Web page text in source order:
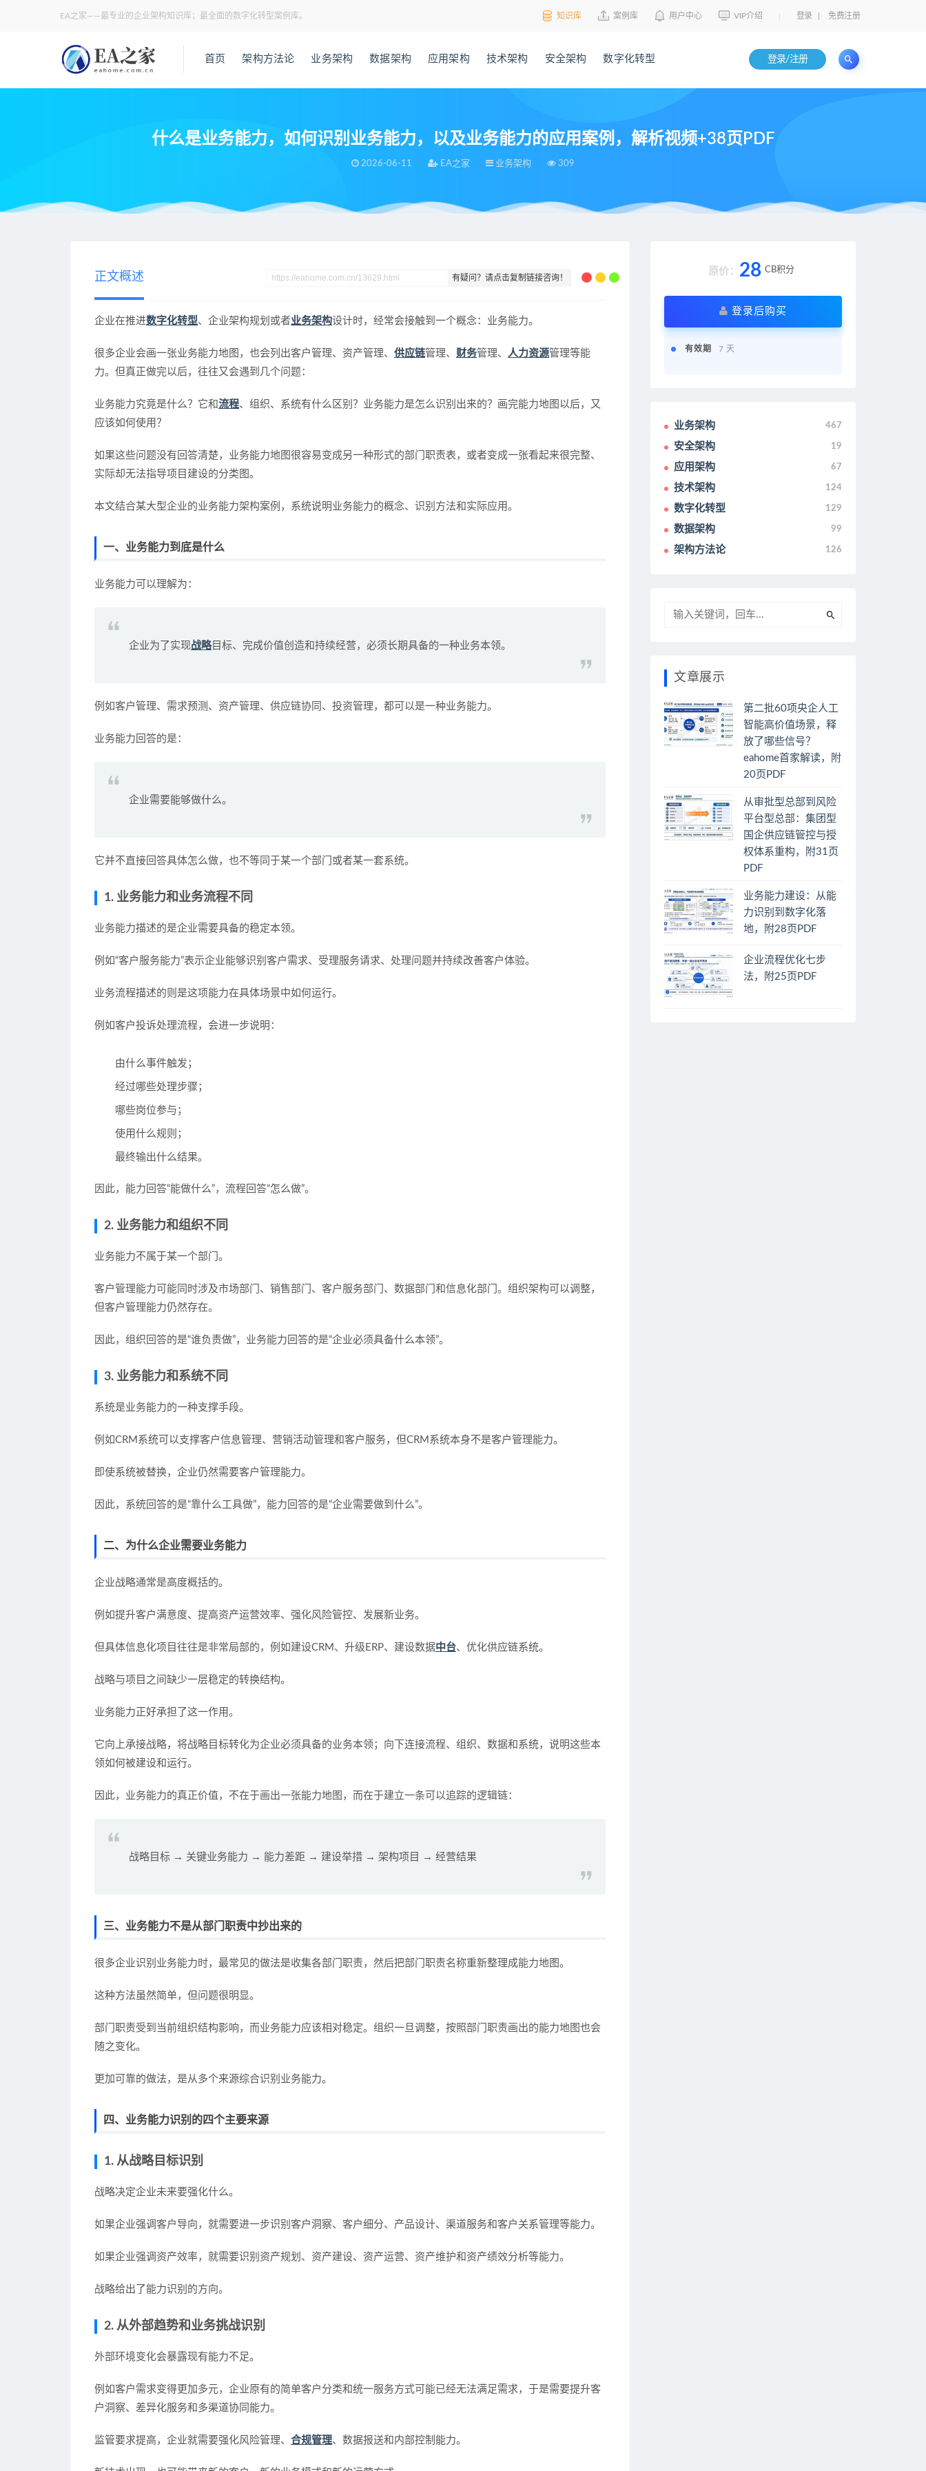
EA之家——最专业的企业架构知识库；最全面的数字化转型案例库。 知识库 案例库 用户中心 VIP介绍 登录 免费注册
首页 架构方法论 业务架构 数据架构 应用架构 技术架构 安全架构 数字化转型 登录/注册
什么是业务能力，如何识别业务能力，以及业务能力的应用案例，解析视频+38页PDF
2026-06-11 EA之家 业务架构 309
当前位置： 业务架构 >什么是业务能力，如何识别业务能力，以及业务能力的应用案例，解析视频+38页PDF
有疑问？请点击复制链接咨询！
正文概述
企业在推进数字化转型、企业架构规划或者业务架构设计时，经常会接触到一个概念：业务能力。
很多企业会画一张业务能力地图，也会列出客户管理、资产管理、 供应链管理、 财务管理、 人力资源管理等能
力。但真正做完以后，往往又会遇到几个问题：
业务能力究竟是什么？它和流程、组织、系统有什么区别？业务能力是怎么识别出来的？画完能力地图以后，又
应该如何使用？
如果这些问题没有回答清楚，业务能力地图很容易变成另一种形式的部门职责表，或者变成一张看起来很完整、
实际却无法指导项目建设的分类图。
本文结合某大型企业的业务能力架构案例，系统说明业务能力的概念、识别方法和实际应用。
一、业务能力到底是什么
业务能力可以理解为：
企业为了实现战略目标、完成价值创造和持续经营，必须长期具备的一种业务本领。
例如客户管理、需求预测、资产管理、供应链协同、投资管理，都可以是一种业务能力。
业务能力回答的是：
企业需要能够做什么。
它并不直接回答具体怎么做，也不等同于某一个部门或者某一套系统。
1. 业务能力和业务流程不同
业务能力描述的是企业需要具备的稳定本领。
例如“客户服务能力”表示企业能够识别客户需求、受理服务请求、处理问题并持续改善客户体验。
业务流程描述的则是这项能力在具体场景中如何运行。
例如客户投诉处理流程，会进一步说明：
由什么事件触发；
经过哪些处理步骤；
哪些岗位参与；
使用什么规则；
最终输出什么结果。
因此，能力回答“能做什么”，流程回答“怎么做”。
2. 业务能力和组织不同
业务能力不属于某一个部门。
客户管理能力可能同时涉及市场部门、销售部门、客户服务部门、数据部门和信息化部门。组织架构可以调整，
但客户管理能力仍然存在。
因此，组织回答的是“谁负责做”，业务能力回答的是“企业必须具备什么本领”。
3. 业务能力和系统不同
系统是业务能力的一种支撑手段。
例如CRM系统可以支撑客户信息管理、营销活动管理和客户服务，但CRM系统本身不是客户管理能力。
即使系统被替换，企业仍然需要客户管理能力。
因此，系统回答的是“靠什么工具做”，能力回答的是“企业需要做到什么”。
二、为什么企业需要业务能力
企业战略通常是高度概括的。
例如提升客户满意度、提高资产运营效率、强化风险管控、发展新业务。
但具体信息化项目往往是非常局部的，例如建设CRM、升级ERP、建设数据中台、优化供应链系统。
战略与项目之间缺少一层稳定的转换结构。
业务能力正好承担了这一作用。
它向上承接战略，将战略目标转化为企业必须具备的业务本领；向下连接流程、组织、数据和系统，说明这些本
领如何被建设和运行。
因此，业务能力的真正价值，不在于画出一张能力地图，而在于建立一条可以追踪的逻辑链：
战略目标 → 关键业务能力 → 能力差距 → 建设举措 → 架构项目 → 经营结果
三、业务能力不是从部门职责中抄出来的
很多企业识别业务能力时，最常见的做法是收集各部门职责，然后把部门职责名称重新整理成能力地图。
这种方法虽然简单，但问题很明显。
部门职责受到当前组织结构影响，而业务能力应该相对稳定。组织一旦调整，按照部门职责画出的能力地图也会
随之变化。
更加可靠的做法，是从多个来源综合识别业务能力。
四、业务能力识别的四个主要来源
1. 从战略目标识别
战略决定企业未来要强化什么。
如果企业强调客户导向，就需要进一步识别客户洞察、客户细分、产品设计、渠道服务和客户关系管理等能力。
如果企业强调资产效率，就需要识别资产规划、资产建设、资产运营、资产维护和资产绩效分析等能力。
战略给出了能力识别的方向。
2. 从外部趋势和业务挑战识别
外部环境变化会暴露现有能力不足。
例如客户需求变得更加多元，企业原有的简单客户分类和统一服务方式可能已经无法满足需求，于是需要提升客
户洞察、差异化服务和多渠道协同能力。
监管要求提高，企业就需要强化风险管理、 合规管理、数据报送和内部控制能力。
原价： 28 CB积分
登录后购买
有效期 7 天
业务架构 467
安全架构 19
应用架构 67
技术架构 124
数字化转型 129
数据架构 99
架构方法论 126
文章展示
第二批60项央企人工
智能高价值场景，释
放了哪些信号？
eahome首家解读，附
20页PDF
从审批型总部到风险
平台型总部：集团型
国企供应链管控与授
权体系重构，附31页
PDF
业务能力建设：从能
力识别到数字化落
地，附28页PDF
企业流程优化七步
法，附25页PDF